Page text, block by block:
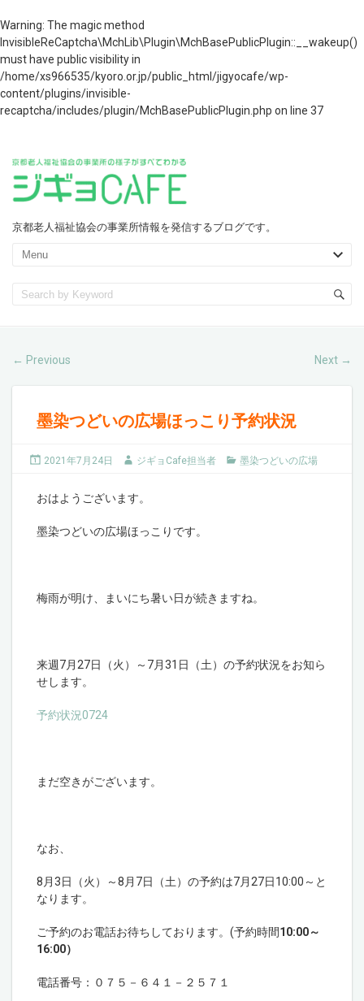
Warning: The magic method
InvisibleReCaptcha\MchLib\Plugin\MchBasePublicPlugin::__wakeup()
must have public visibility in
/home/xs966535/kyoro.or.jp/public_html/jigyocafe/wp-
content/plugins/invisible-
recaptcha/includes/plugin/MchBasePublicPlugin.php on line 37
京都老人福祉協会の事業所情報を発信するブログです。
← Previous Next →
墨染つどいの広場ほっこり予約状況
2021年7月24日 ジギョCafe担当者 墨染つどいの広場
おはようございます。
墨染つどいの広場ほっこりです。
梅雨が明け、まいにち暑い日が続きますね。
来週7月27日（火）～7月31日（土）の予約状況をお知ら
せします。
予約状況0724
まだ空きがございます。
なお、
8月3日（火）～8月7日（土）の予約は7月27日10:00～と
なります。
ご予約のお電話お待ちしております。(予約時間10:00～
16:00）
電話番号：０７５－６４１－２５７１